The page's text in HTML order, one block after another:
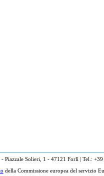
Piazzale Solieri, 1 - 47121 Forlì | Tel.:
della Commissione europea del servizio